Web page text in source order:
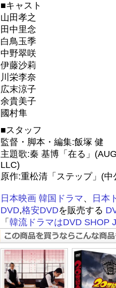
■キャスト
山田孝之
田中里念
白鳥玉季
中野翠咲
伊藤沙莉
川栄李奈
広末涼子
余貴美子
國村隼
■スタッフ
監督・脚本・編集:飯塚 健
主題歌:秦 基博「在る」
LLC)
原作:重松清「ステップ」(中
日本映画 韓国ドラマ、
日本
DVD,格安DVDを販売する
「 韓流ドラマはDVD SHOP